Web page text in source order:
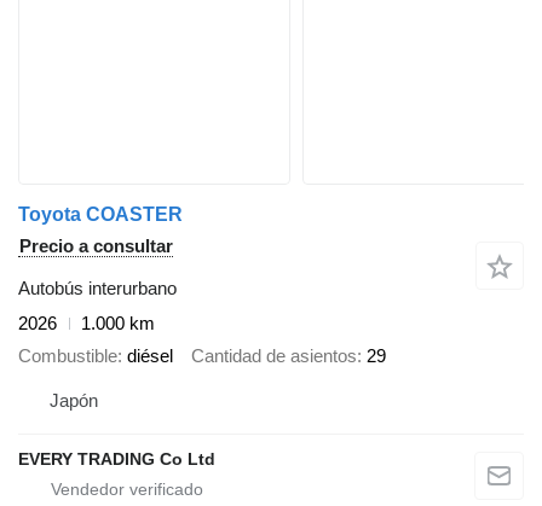
Toyota COASTER
Precio a consultar
Autobús interurbano
2026
1.000 km
Combustible diésel Cantidad de asientos 29
Japón
EVERY TRADING Co Ltd